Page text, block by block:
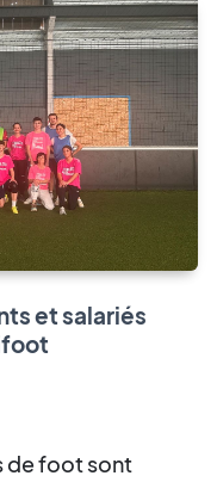
et salariés
de foot sont